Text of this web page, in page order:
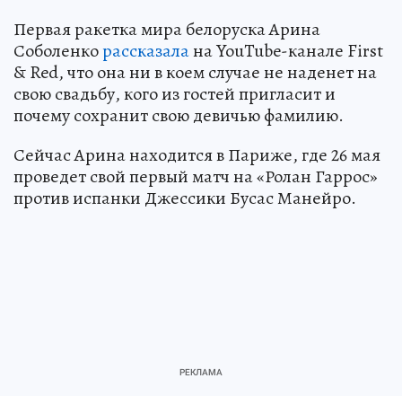
Первая ракетка мира белоруска Арина
Соболенкорассказалана YouTube-канале First
& Red, что она ни в коем случае не наденет на
свою свадьбу, кого из гостей пригласит и
почему сохранит свою девичью фамилию.
Сейчас Арина находится в Париже, где 26 мая
проведет свой первый матч на «Ролан Гаррос»
против испанки Джессики Бусас Манейро.